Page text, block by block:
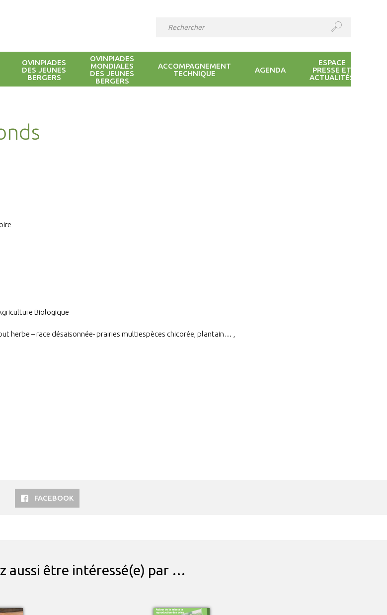
OVINPIADES
DES JEUNES
BERGERS
OVINPIADES
MONDIALES
DES JEUNES
BERGERS
ACCOMPAGNEMENT
TECHNIQUE
AGENDA
ESPACE
PRESSE ET
ACTUALITÉS
Biologique
herbe – race désaisonnée- prairies multiespèces chicorée, plantain… ,
FACEBOOK
aussi être intéressé(e) par …